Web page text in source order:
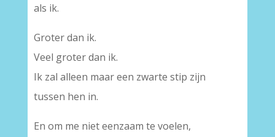
als ik.
Groter dan ik.
Veel groter dan ik.
Ik zal alleen maar een zwarte stip zijn
tussen hen in.
En om me niet eenzaam te voelen,